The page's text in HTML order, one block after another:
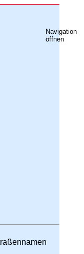
Navigation
öffnen